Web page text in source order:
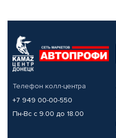
Телефон колл-центра
+7 949 00-00-550
Пн-Вс с 9.00 до 18.00